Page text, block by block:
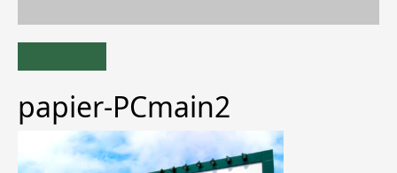
papier-PCmain2